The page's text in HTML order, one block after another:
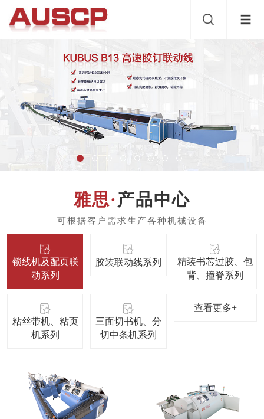
产品中心
锁线机及配页联
动系列
胶装联动线系列
精装书芯过胶、包
背、撞脊系列
粘丝带机、粘页
机系列
三面切书机、分
切中条机系列
查看更多+